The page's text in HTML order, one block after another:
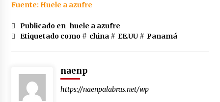
Fuente: Huele a azufre
Publicado en huele a azufre
Etiquetado como # china# EE.UU# Panamá
naenp
https://naenpalabras.net/wp